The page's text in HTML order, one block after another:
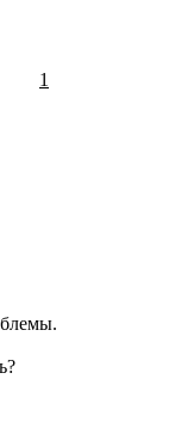
1